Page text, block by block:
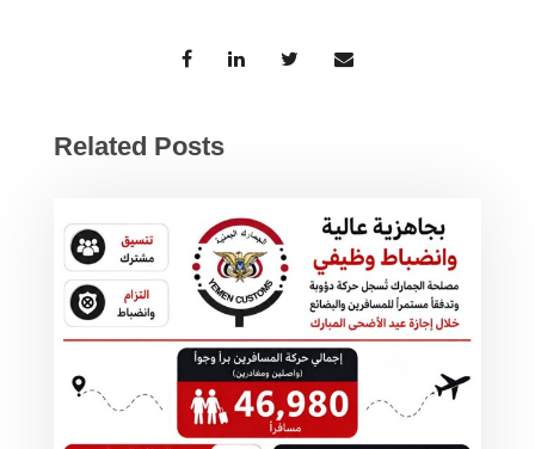
Related Posts